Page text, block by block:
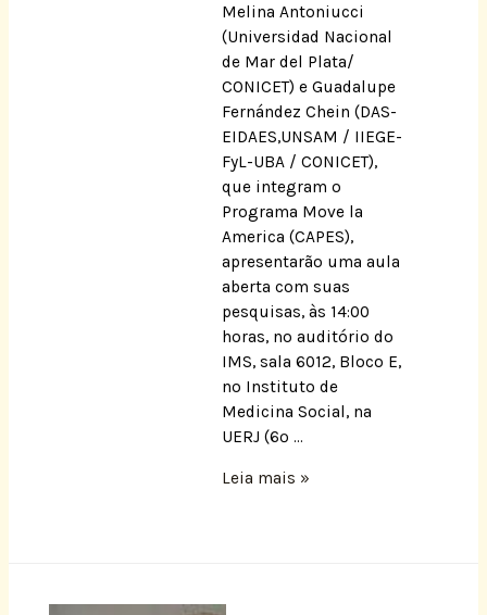
Melina Antoniucci
(Universidad Nacional
de Mar del Plata/
CONICET) e Guadalupe
Fernández Chein (DAS-
EIDAES,UNSAM / IIEGE-
FyL-UBA / CONICET),
que integram o
Programa Move la
America (CAPES),
apresentarão uma aula
aberta com suas
pesquisas, às 14:00
horas, no auditório do
IMS, sala 6012, Bloco E,
no Instituto de
Medicina Social, na
UERJ (6º …
Leia mais »